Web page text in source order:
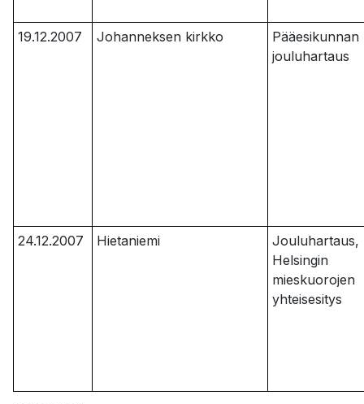
19.12.2007 Johanneksen kirkko
Pääesikunnan
jouluhartaus
24.12.2007 Hietaniemi
Jouluhartaus,
Helsingin
mieskuorojen
yhteisesitys